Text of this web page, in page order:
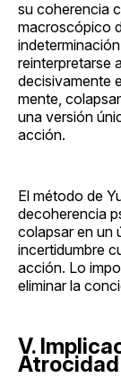
su coherencia
macroscópico
reinterpretarse
decisivamente
mente,
una versión
acción.
El método de
decoherencia
colapsar en un
incertidumbre
acción. Lo
eliminar la
V.